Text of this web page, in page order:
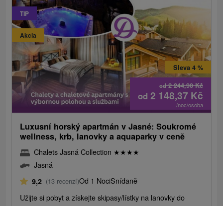
TIP
Akcia
od2 244,90Kč
Sleva 4 %
od 2 148,37 Kč
/noc/osoba
Luxusní horský apartmán v Jasné: Soukromé
wellness, krb, lanovky a aquaparky v ceně
Chalets Jasná Collection ★★★★
Jasná
9,2 (13 recenzí)Od 1 NociSnídaně
Užijte si pobyt a získejte skipasy/lístky na lanovky do